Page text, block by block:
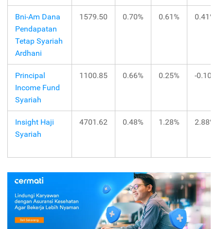
Bni-Am Dana
Pendapatan
Tetap Syariah
Ardhani
1579.50 0.70% 0.61% 0.41%
Principal
Income Fund
Syariah
1100.85 0.66% 0.25% -0.10%
Insight Haji
Syariah
4701.62 0.48% 1.28% 2.88%